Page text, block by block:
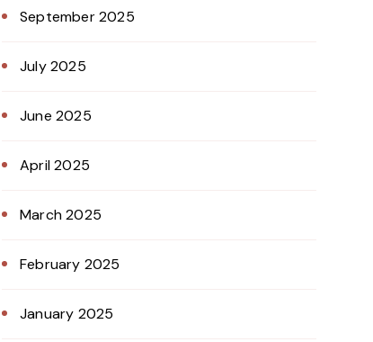
September 2025
July 2025
June 2025
April 2025
March 2025
February 2025
January 2025